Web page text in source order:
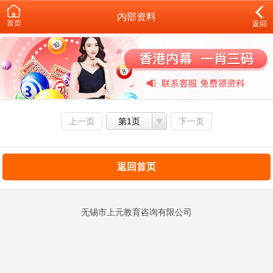
首页
内部资料
返回
上一页 第1页 下一页
返回首页
无锡市上元教育咨询有限公司